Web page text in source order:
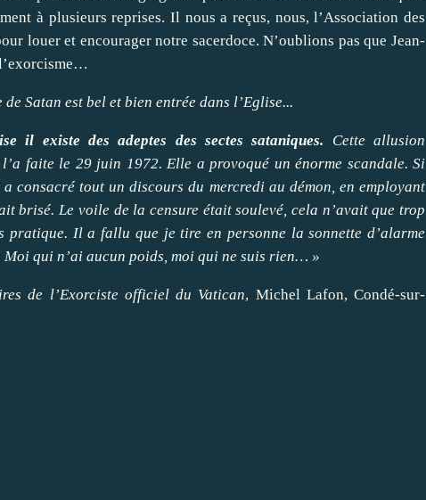
à plusieurs reprises. Il nous a reçus, nous, l’Association des
louer et encourager notre sacerdoce. N’oublions pas que Jean-
Satan est bel et bien entrée dans l’Eglise...
il existe des adeptes des sectes sataniques. Cette allusion
faite le 29 juin 1972. Elle a provoqué un énorme scandale. Si
a consacré tout un discours du mercredi au démon, en employant
brisé. Le voile de la censure était soulevé, cela n’avait que trop
pratique. Il a fallu que je tire en personne la sonnette d’alarme
qui n’ai aucun poids, moi qui ne suis rien… »
de l’Exorciste officiel du Vatican, Michel Lafon, Condé-sur-